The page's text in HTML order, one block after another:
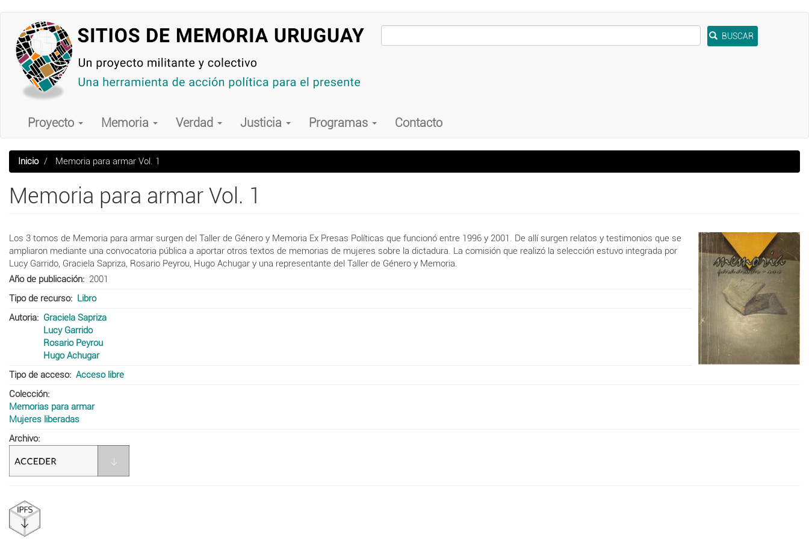
contenido
principal
BUSCAR
Main
navigation
Proyecto Memoria Verdad Justicia Programas Contacto
Inicio Memoria para armar Vol. 1
Memoria para armar Vol. 1
Los 3 tomos de Memoria para armar surgen del Taller de Género y Memoria Ex Presas Políticas que funcionó entre 1996 y 2001. De allí surgen relatos y testimonios que se
ampliaron mediante una convocatoria pública a aportar otros textos de memorias de mujeres sobre la dictadura. La comisión que realizó la selección estuvo integrada por
Lucy Garrido, Graciela Sapriza, Rosario Peyrou, Hugo Achugar y una representante del Taller de Género y Memoria.
Año de publicación
2001
Tipo de recurso
Libro
Autoria
Graciela Sapriza
Lucy Garrido
Rosario Peyrou
Hugo Achugar
Tipo de acceso
Acceso libre
Colección
Memorias para armar
Mujeres liberadas
Archivo